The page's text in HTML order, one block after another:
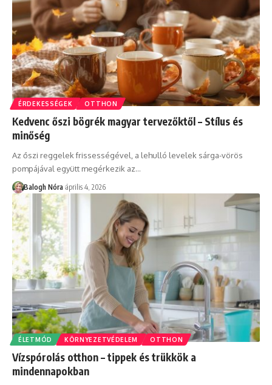
ÉRDEKESSÉGEK OTTHON
Kedvenc őszi bögrék magyar tervezőktől – Stílus és
minőség
Az őszi reggelek frissességével, a lehulló levelek sárga-vörös
pompájával együtt megérkezik az…
Balogh Nóra április 4, 2026
ÉLETMÓD KÖRNYEZETVÉDELEM OTTHON
Vízspórolás otthon – tippek és trükkök a
mindennapokban